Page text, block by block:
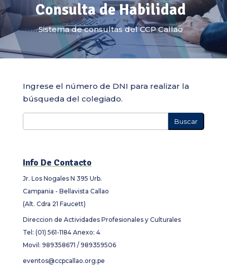
Consulta de Habilidad
Sistema de consultas del CCP Callao
Ingrese el número de DNI para realizar la
búsqueda del colegiado.
Buscar
Info De Contacto
Jr. Los Nogales N 395 Urb.
Campania - Bellavista Callao
(Alt. Cdra 21 Faucett)
Direccion de Actividades Profesionales y Culturales
Tel: (01) 561-1184 Anexo: 4
Movil: 989358671 / 989359506
eventos@ccpcallao.org.pe